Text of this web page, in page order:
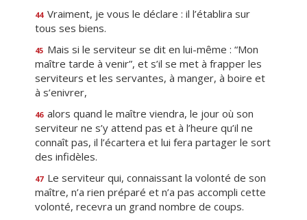
44 Vraiment, je vous le déclare : il l’établira sur
tous ses biens.
45 Mais si le serviteur se dit en lui-même : “Mon
maître tarde à venir”, et s’il se met à frapper les
serviteurs et les servantes, à manger, à boire et
à s’enivrer,
46 alors quand le maître viendra, le jour où son
serviteur ne s’y attend pas et à l’heure qu’il ne
connaît pas, il l’écartera et lui fera partager le sort
des infidèles.
47 Le serviteur qui, connaissant la volonté de son
maître, n’a rien préparé et n’a pas accompli cette
volonté, recevra un grand nombre de coups.